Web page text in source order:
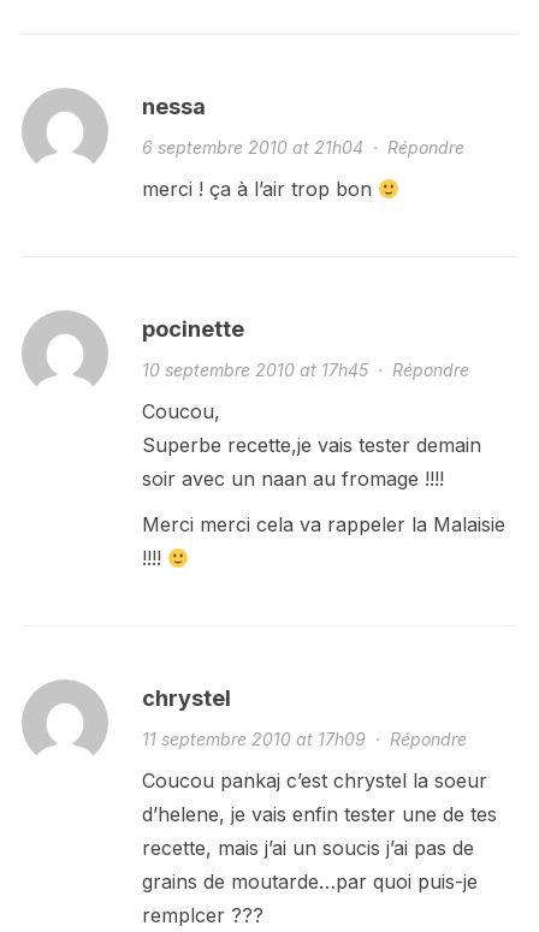
nessa
6 septembre 2010 at 21h04 · Répondre
merci ! ça à l’air trop bon
pocinette
10 septembre 2010 at 17h45· Répondre
Coucou,
Superbe recette,je vais tester demain
soir avec un naan au fromage !!!!
Merci merci cela va rappeler la Malaisie
!!!!
chrystel
11 septembre 2010 at 17h09 · Répondre
Coucou pankaj c’est chrystel la soeur
d’helene, je vais enfin tester une de tes
recette, mais j’ai un soucis j’ai pas de
grains de moutarde…par quoi puis-je
remplcer ???